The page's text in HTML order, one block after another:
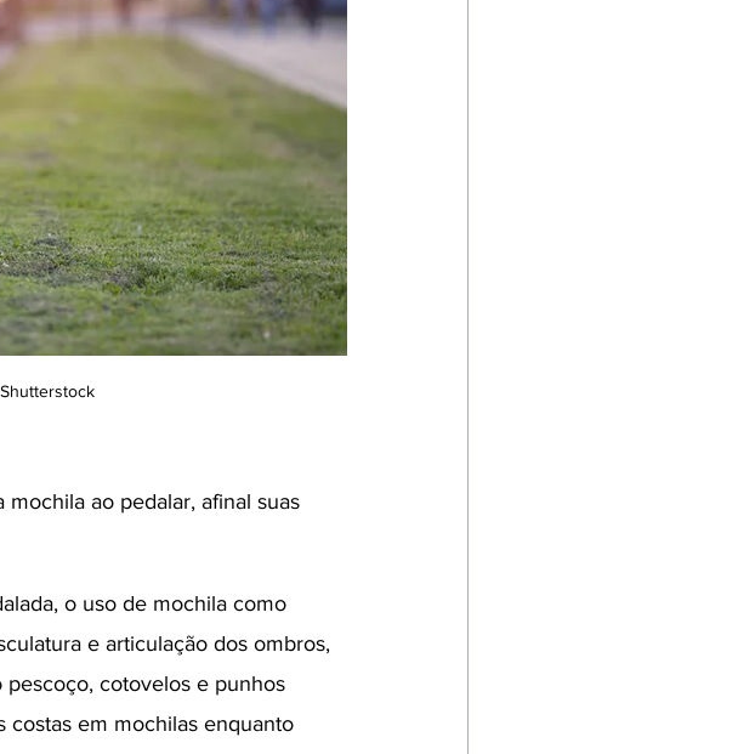
ao pedalar, afinal suas
o uso de mochila como
e articulação dos ombros,
cotovelos e punhos
costas em mochilas enquanto